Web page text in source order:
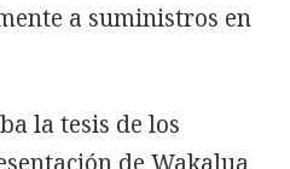
a suministros en
la tesis de los
de Wakalua